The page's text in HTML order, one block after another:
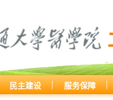
民主建设 服务保障